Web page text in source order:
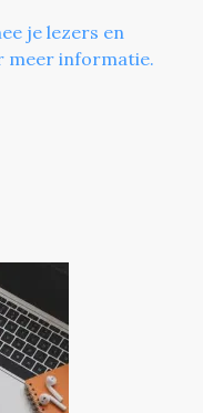
je lezers en
meer informatie.